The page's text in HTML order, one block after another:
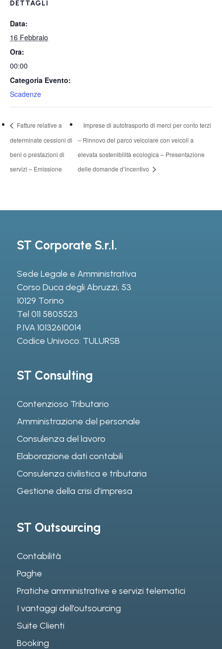
DETTAGLI
Data:
16 Febbraio
Ora:
00:00
Categoria Evento:
Scadenze
Fatture relative a
determinate cessioni di
beni o prestazioni di
servizi – Emissione
Imprese di autotrasporto di merci per conto terzi
– Rinnovo del parco veicolare con veicoli a
elevata sostenibilità ecologica – Presentazione
delle domande d’incentivo
ST Corporate S.r.l.
Sede Legale e Amministrativa
Corso Duca degli Abruzzi, 53
10129 Torino
Tel 011 5805523
P.IVA 10132610014
Codice Univoco: TULURSB
ST Consulting
Contenzioso Tributario
Amministrazione del personale
Consulenza del lavoro
Elaborazione dati contabili
Consulenza civilistica e tributaria
Gestione della crisi d’impresa
ST Outsourcing
Contabilità
Paghe
Pratiche amministrative e servizi telematici
I vantaggi dell’outsourcing
Suite Clienti
Booking